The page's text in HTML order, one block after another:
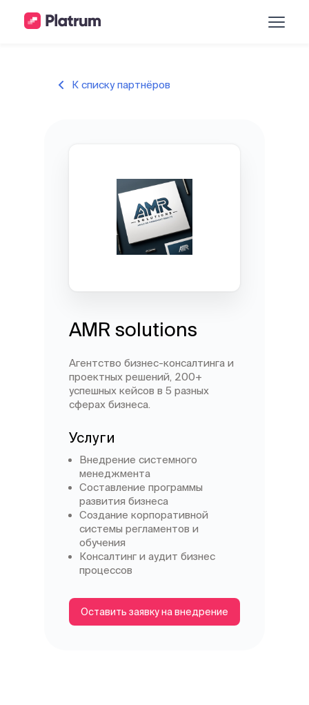
К списку партнёров
AMR solutions
Агентство бизнес-консалтинга и
проектных решений, 200+
успешных кейсов в 5 разных
сферах бизнеса.
Услуги
Внедрение системного
менеджмента
Составление программы
развития бизнеса
Создание корпоративной
системы регламентов и
обучения
Консалтинг и аудит бизнес
процессов
Оставить заявку на внедрение